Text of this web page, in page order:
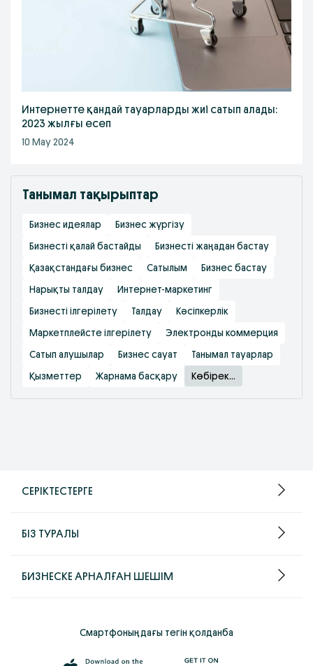
Интернетте қандай тауарларды жиі сатып алады:
2023 жылғы есеп
10 May 2024
Танымал тақырыптар
Бизнес идеялар Бизнес жүргізу
Бизнесті қалай бастайды Бизнесті жаңадан бастау
Қазақстандағы бизнес Сатылым Бизнес бастау
Нарықты талдау Интернет-маркетинг
Бизнесті ілгерілету Талдау Кәсіпкерлік
Маркетплейсте ілгерілету Электронды коммерция
Сатып алушылар Бизнес сауат Танымал тауарлар
Қызметтер Жарнама басқару Көбірек...
СЕРІКТЕСТЕРГЕ
БІЗ ТУРАЛЫ
БИЗНЕСКЕ АРНАЛҒАН ШЕШІМ
Смартфоныңдағы тегін қолданба